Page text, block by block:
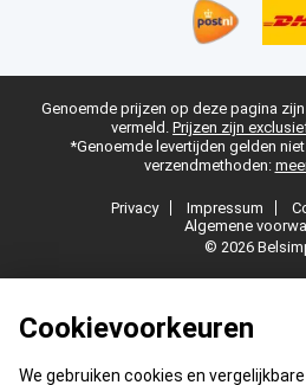
Cookievoorkeuren
We gebruiken cookies en
Genoemde prijzen op deze pagina
vermeld. Prijzen zijn
*Genoemde levertijden gelden
verzendmethoden:
Privacy Impressum
Algemene
© 2026